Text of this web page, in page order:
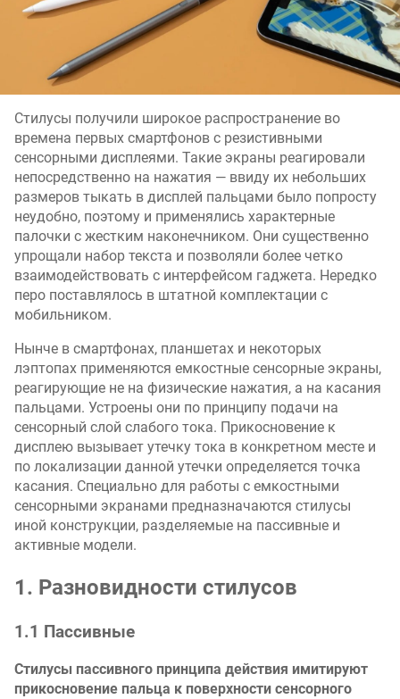
Стилусы получили широкое распространение во
времена первых смартфонов с резистивными
сенсорными дисплеями. Такие экраны реагировали
непосредственно на нажатия — ввиду их небольших
размеров тыкать в дисплей пальцами было попросту
неудобно, поэтому и применялись характерные
палочки с жестким наконечником. Они существенно
упрощали набор текста и позволяли более четко
взаимодействовать с интерфейсом гаджета. Нередко
перо поставлялось в штатной комплектации с
мобильником.
Нынче в смартфонах, планшетах и некоторых
лэптопах применяются емкостные сенсорные экраны,
реагирующие не на физические нажатия, а на касания
пальцами. Устроены они по принципу подачи на
сенсорный слой слабого тока. Прикосновение к
дисплею вызывает утечку тока в конкретном месте и
по локализации данной утечки определяется точка
касания. Специально для работы с емкостными
сенсорными экранами предназначаются стилусы
иной конструкции, разделяемые на пассивные и
активные модели.
1. Разновидности стилусов
1.1 Пассивные
Стилусы пассивного принципа действия имитируют
прикосновение пальца к поверхности сенсорного